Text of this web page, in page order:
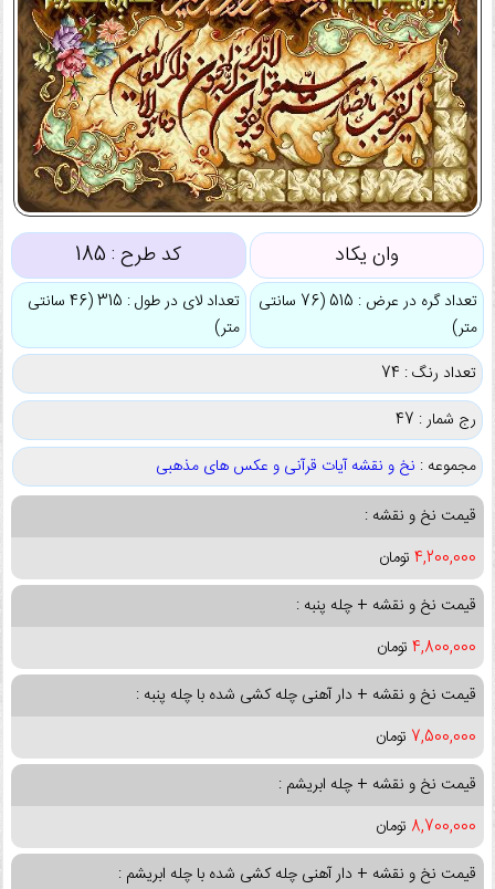
وان یکاد کد طرح : 185
تعداد گره در عرض : 515 (76 سانتی
متر)
تعداد لای در طول : 315 (46 سانتی
متر)
تعداد رنگ : 74
رج شمار : 47
مجموعه : نخ و نقشه آیات قرآنی و عکس های مذهبی
قیمت نخ و نقشه :
4,200,000 تومان
قیمت نخ و نقشه + چله پنبه :
4,800,000 تومان
قیمت نخ و نقشه + دار آهنی چله کشی شده با چله پنبه :
7,500,000 تومان
قیمت نخ و نقشه + چله ابریشم :
8,700,000 تومان
قیمت نخ و نقشه + دار آهنی چله کشی شده با چله ابریشم :